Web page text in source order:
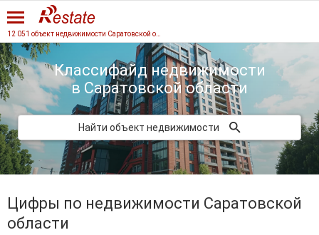
Классифайд недвижимости
в Саратовской области
Найти объект недвижимости
Цифры по недвижимости Саратовской
области